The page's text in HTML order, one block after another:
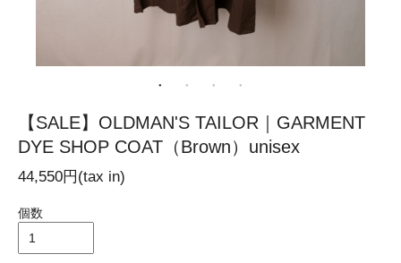
【SALE】OLDMAN'S TAILOR｜GARMENT
DYE SHOP COAT（Brown）unisex
44,550円(tax in)
個数